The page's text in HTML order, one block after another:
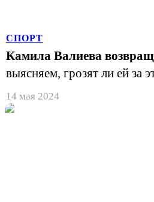
СПОРТ
Камила Валиева
выясняем, грозят ли ей за
14 мая 2024